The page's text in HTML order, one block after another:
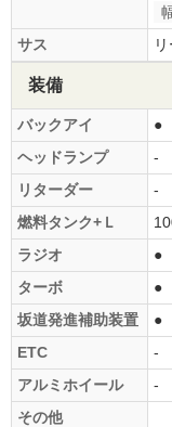
サス
装備
バックアイ
●
ヘッドランプ
-
リターダー
-
燃料タンク+Ｌ
ラジオ
●
ターボ
●
坂道発進補助装置
●
ETC
-
アルミホイール
-
その他